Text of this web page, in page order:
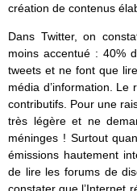
création de contenus
Dans Twitter, on
moins accentué : 40%
tweets et ne font que
média d’information.
contributifs. Pour une
très légère et ne
méninges ! Surtout
émissions hautement
de lire les forums de